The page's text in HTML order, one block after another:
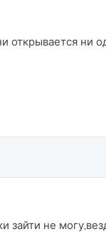
открывается
зайти не